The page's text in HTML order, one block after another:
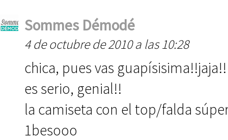
Sommes Démodé
4 de octubre de 2010 a las 10:28
chica, pues vas guapísisima!!jaja!!
es serio, genial!!
la camiseta con el top/falda
1besooo